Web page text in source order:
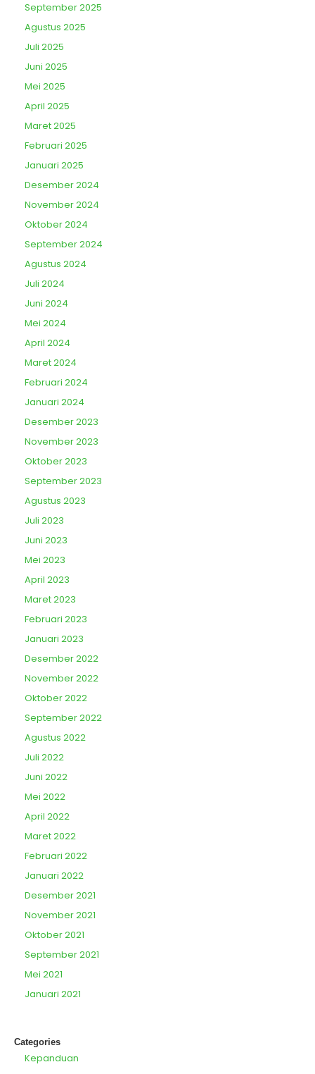
September 2025
Agustus 2025
Juli 2025
Juni 2025
Mei 2025
April 2025
Maret 2025
Februari 2025
Januari 2025
Desember 2024
November 2024
Oktober 2024
September 2024
Agustus 2024
Juli 2024
Juni 2024
Mei 2024
April 2024
Maret 2024
Februari 2024
Januari 2024
Desember 2023
November 2023
Oktober 2023
September 2023
Agustus 2023
Juli 2023
Juni 2023
Mei 2023
April 2023
Maret 2023
Februari 2023
Januari 2023
Desember 2022
November 2022
Oktober 2022
September 2022
Agustus 2022
Juli 2022
Juni 2022
Mei 2022
April 2022
Maret 2022
Februari 2022
Januari 2022
Desember 2021
November 2021
Oktober 2021
September 2021
Mei 2021
Januari 2021
Categories
Kepanduan